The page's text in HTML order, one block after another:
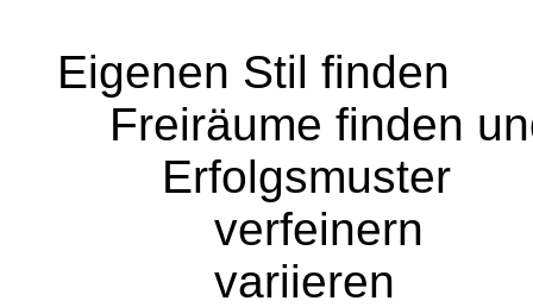
Eigenen Stil finden
Freiräume finden
Erfolgsmuster
verfeinern
variieren